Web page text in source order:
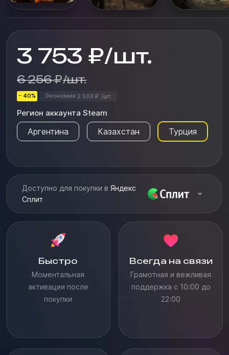
3 753 ₽/шт.
6 256 ₽/шт.
- 40% Экономия 2 503 ₽ /шт.
Регион аккаунта Steam
Аргентина Казахстан Турция
Доступно для покупки в Яндекс
Сплит
Быстро
Моментальная
активация после
покупки
Всегда на связи
Грамотная и вежливая
поддержка с 10:00 до
22:00